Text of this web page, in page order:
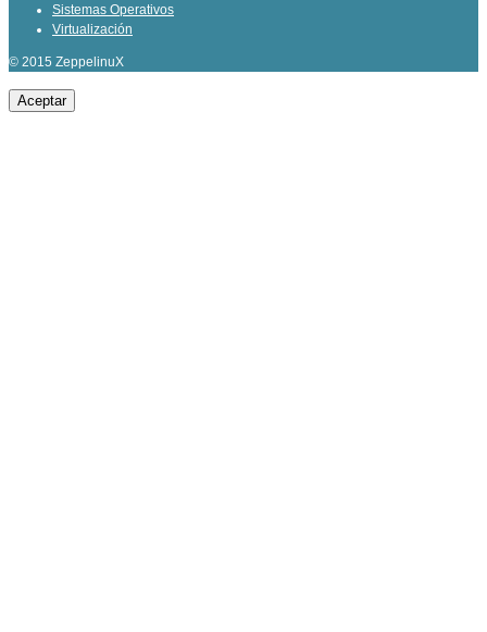
Sistemas Operativos
Virtualización
© 2015 ZeppelinuX
Aceptar